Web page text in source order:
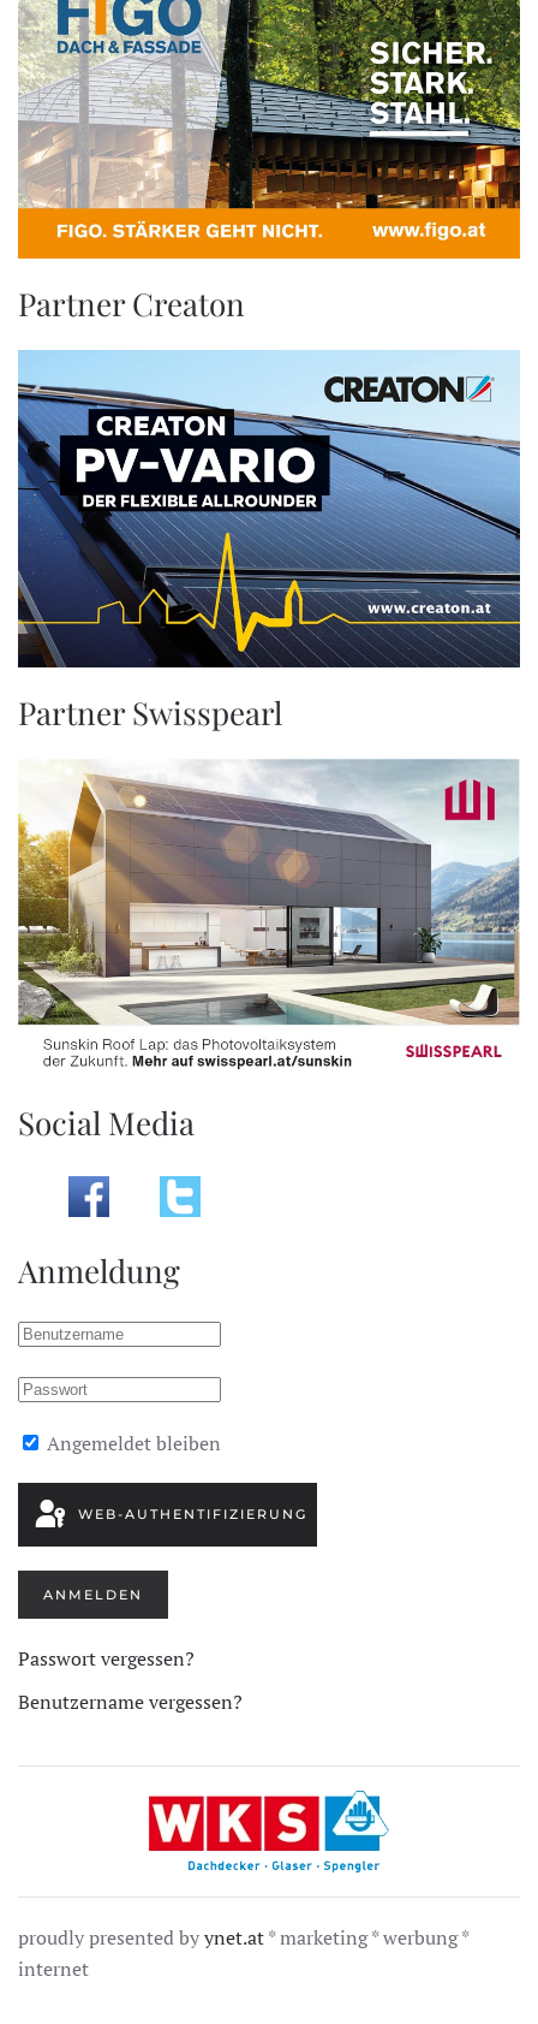
Partner Creaton
Partner Swisspearl
Social Media
Anmeldung
Angemeldet bleiben
WEB-AUTHENTIFIZIERUNG
ANMELDEN
Passwort vergessen?
Benutzername vergessen?
proudly presented byynet.at* marketing * werbung *
internet